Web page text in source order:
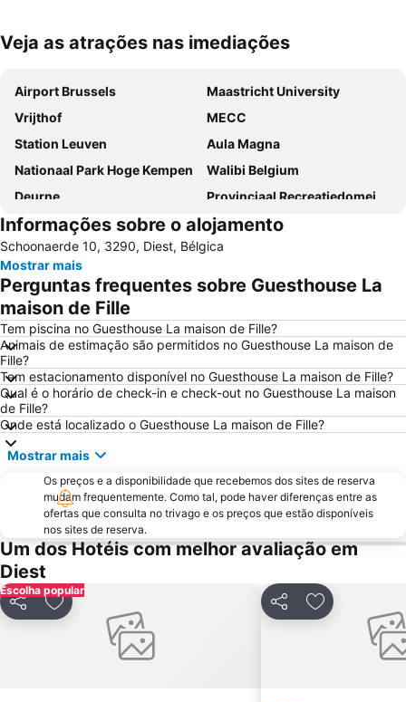
Ampliar mapa
Veja as atrações nas imediações
Airport Brussels
Maastricht University
Vrijthof
MECC
Station Leuven
Aula Magna
Nationaal Park Hoge Kempen
Walibi Belgium
Deurne
Provinciaal Recreatiedomein De Schorre
Rock Werchter
Domus
Leuven in Scene
Estação Ferroviária de Maastricht
Karting Genk
Aqualibi
Liège Airport
Informações sobre o alojamento
Schoonaerde 10, 3290, Diest, Bélgica
Mostrar mais
Perguntas frequentes sobre Guesthouse La
maison de Fille
Tem piscina no Guesthouse La maison de Fille?
Animais de estimação são permitidos no Guesthouse La maison de
Fille?
Tem estacionamento disponível no Guesthouse La maison de Fille?
Qual é o horário de check-in e check-out no Guesthouse La maison
de Fille?
Onde está localizado o Guesthouse La maison de Fille?
Mostrar mais
Os preços e a disponibilidade que recebemos dos sites de reserva
mudam frequentemente. Como tal, pode haver diferenças entre as
ofertas que consulta no trivago e os preços que estão disponíveis
nos sites de reserva.
Um dos Hotéis com melhor avaliação em
Diest
Escolha popular
PartilharAdicionar aos favoritos PartilharAdicionar